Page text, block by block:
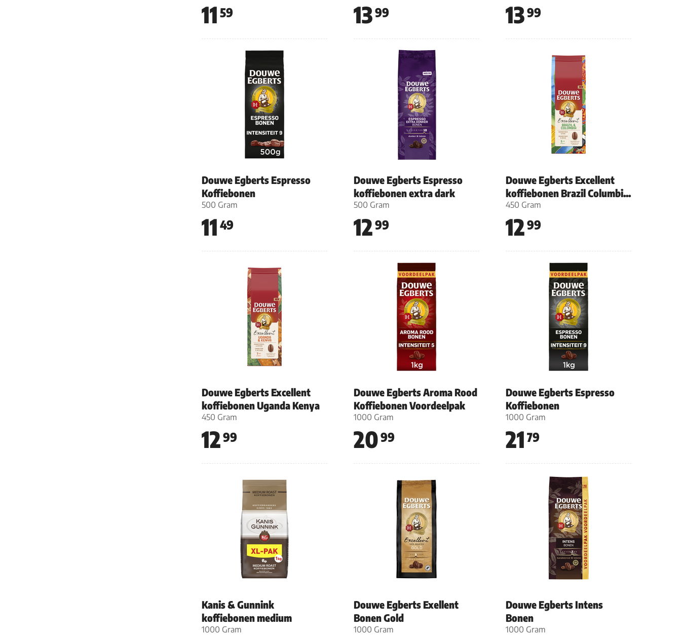
11 59 1399 1399
Douwe Egberts Espresso
Koffiebonen
500 Gram
11 49
Douwe Egberts Espresso
koffiebonen extra dark
500 Gram
1299
Douwe Egberts Excellent
koffiebonen Brazil Columbi...
450 Gram
1299
Douwe Egberts Excellent
koffiebonen Uganda Kenya
450 Gram
1299
Douwe Egberts Aroma Rood
Koffiebonen Voordeelpak
1000 Gram
2099
Douwe Egberts Espresso
Koffiebonen
1000 Gram
21 79
Kanis & Gunnink
koffiebonen medium
1000 Gram
Douwe Egberts Exellent
Bonen Gold
1000 Gram
Douwe Egberts Intens
Bonen
1000 Gram